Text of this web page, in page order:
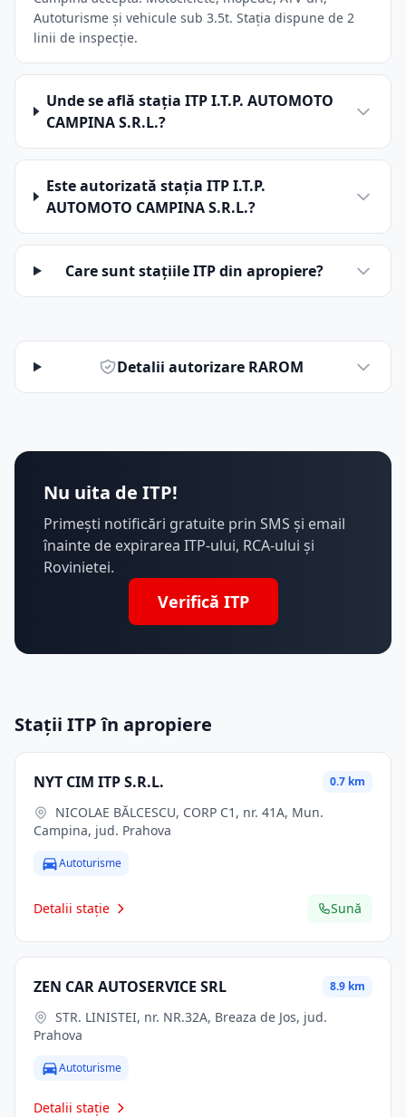
Autoturisme și vehicule sub 3.5t. Stația dispune de 2
linii de inspecție.
Unde se află stația ITP I.T.P. AUTOMOTO
CAMPINA S.R.L.?
Este autorizată stația ITP I.T.P.
AUTOMOTO CAMPINA S.R.L.?
Care sunt stațiile ITP din apropiere?
Detalii autorizare RAROM
Nu uita de ITP!
Primești notificări gratuite prin SMS și email
înainte de expirarea ITP-ului, RCA-ului și
Rovinietei.
Verifică ITP
Stații ITP în apropiere
NYT CIM ITP S.R.L. 0.7 km
Campina, jud. Prahova
Autoturisme
Detalii stație Sună
ZEN CAR AUTOSERVICE SRL 8.9 km
Prahova
Autoturisme
Detalii stație